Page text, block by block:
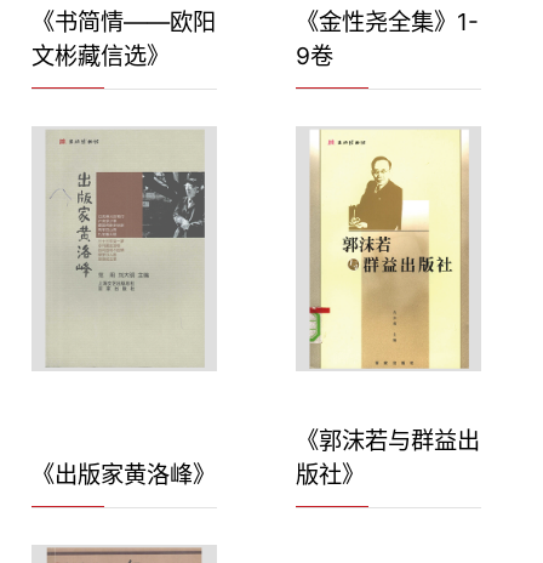
《书简情——欧阳
文彬藏信选》
《金性尧全集》1-
9卷
《出版家黄洛峰》
《郭沫若与群益出
版社》